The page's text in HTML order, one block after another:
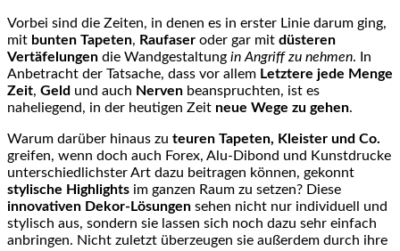
Vorbei sind die Zeiten, in denen es in erster Linie darum ging,
mit bunten Tapeten, Raufaser oder gar mit düsteren
Vertäfelungen die Wandgestaltung in Angriff zu nehmen. In
Anbetracht der Tatsache, dass vor allem Letztere jede Menge
Zeit, Geld und auch Nerven beanspruchten, ist es
naheliegend, in der heutigen Zeit neue Wege zu gehen.
Warum darüber hinaus zu teuren Tapeten, Kleister und Co.
greifen, wenn doch auch Forex, Alu-Dibond und Kunstdrucke
unterschiedlichster Art dazu beitragen können, gekonnt
stylische Highlights im ganzen Raum zu setzen? Diese
innovativen Dekor-Lösungen sehen nicht nur individuell und
stylisch aus, sondern sie lassen sich noch dazu sehr einfach
anbringen. Nicht zuletzt überzeugen sie außerdem durch ihre